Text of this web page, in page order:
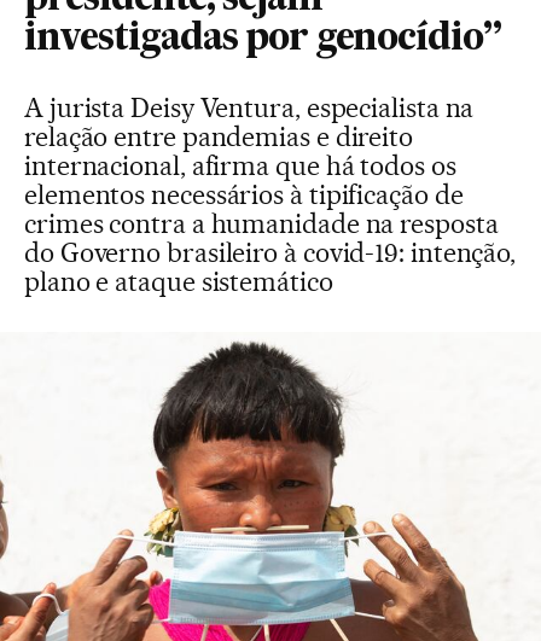
investigadas por genocídio”
A jurista Deisy Ventura, especialista na
relação entre pandemias e direito
internacional, afirma que há todos os
elementos necessários à tipificação de
crimes contra a humanidade na resposta
do Governo brasileiro à covid-19: intenção,
plano e ataque sistemático